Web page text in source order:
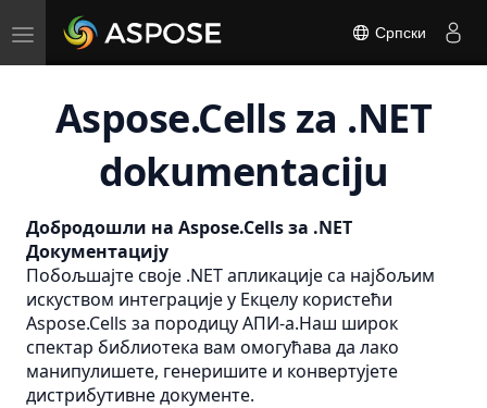
Toggle
navigation
Српски
Aspose.Cells za .NET
dokumentaciju
Добродошли на Aspose.Cells за .NET
Документацију
Побољшајте своје .NET апликације са најбољим
искуством интеграције у Екцелу користећи
Aspose.Cells за породицу АПИ-а.Наш широк
спектар библиотека вам омогућава да лако
манипулишете, генеришите и конвертујете
дистрибутивне документе.